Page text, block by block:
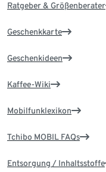
Ratgeber & Größenberater
Geschenkkarte
Geschenkideen
Kaffee-Wiki
Mobilfunklexikon
Tchibo MOBIL FAQs
Entsorgung / Inhaltsstoffe